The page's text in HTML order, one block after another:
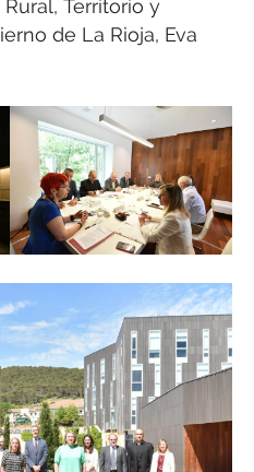
Territorio y
de La Rioja, Eva